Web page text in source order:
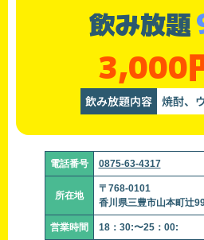
飲み放題
3,000
飲み放題内容 焼酎、
電話番号 0875-63-4317
所在地
〒768-0101
香川県三豊市山本町辻
営業時間 18：30:〜25：00: